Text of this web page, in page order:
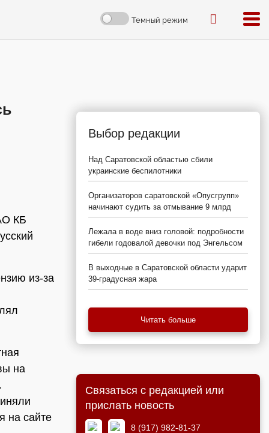
Темный режим
КБ
из-за
на
на сайте
Выбор редакции
Над Саратовской областью сбили
украинские беспилотники
Организаторов саратовской «Опусгрупп»
начинают судить за отмывание 9 млрд
Лежала в воде вниз головой: подробности
гибели годовалой девочки под Энгельсом
В выходные в Саратовской области ударит
39-градусная жара
Читать больше
Связаться с редакцией или
прислать новость
8 (917) 982-81-37